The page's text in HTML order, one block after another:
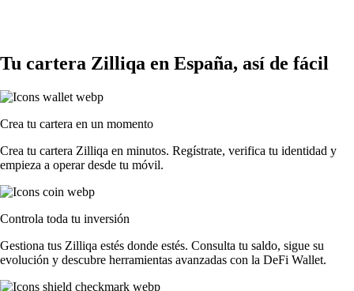
Tu cartera Zilliqa en España, así de fácil
Crea tu cartera en un momento
Crea tu cartera Zilliqa en minutos. Regístrate, verifica tu identidad y
empieza a operar desde tu móvil.
Controla toda tu inversión
Gestiona tus Zilliqa estés donde estés. Consulta tu saldo, sigue su
evolución y descubre herramientas avanzadas con la DeFi Wallet.